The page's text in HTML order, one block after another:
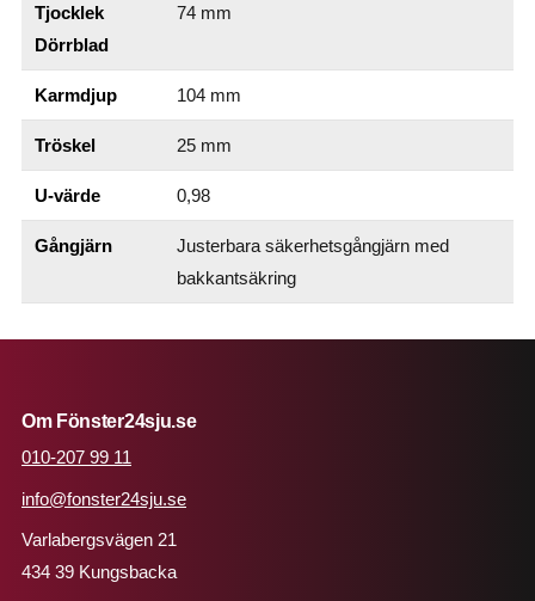
Tjocklek
Dörrblad
74 mm
Karmdjup 104 mm
Tröskel 25 mm
U-värde 0,98
Gångjärn
Justerbara säkerhetsgångjärn med
bakkantsäkring
Om Fönster24sju.se
010-207 99 11
info@fonster24sju.se
Varlabergsvägen 21
434 39 Kungsbacka